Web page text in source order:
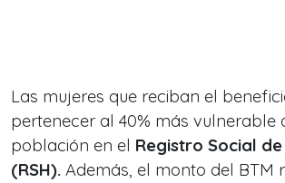
Las mujeres que reciban el
pertenecer al 40% más vulnerable
población en el Registro Social
(RSH). Además, el monto del BTM